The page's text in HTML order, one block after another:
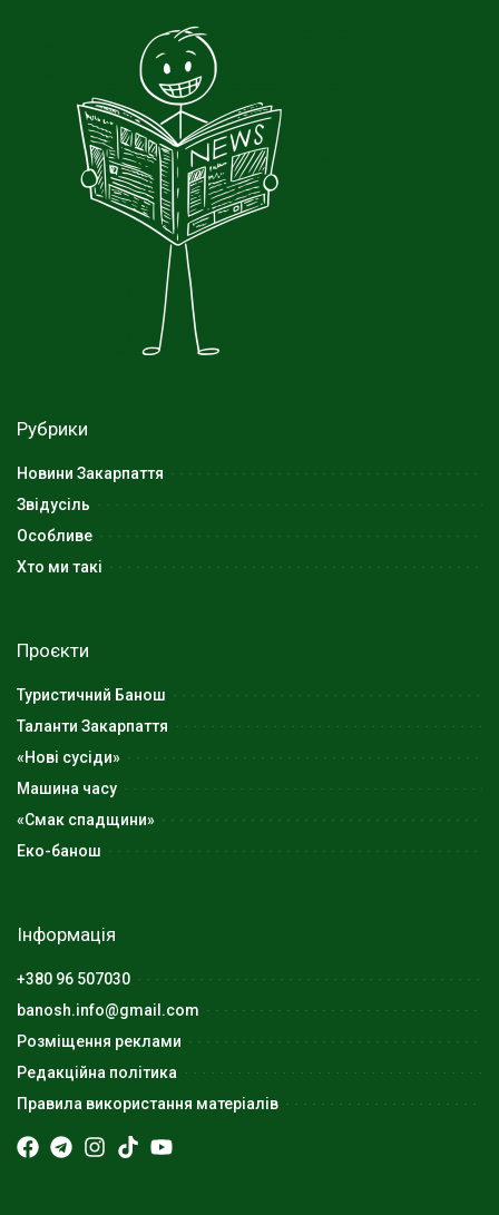
Рубрики
Новини Закарпаття
Звідусіль
Особливе
Хто ми такі
Проєкти
Туристичний Банош
Таланти Закарпаття
«Нові сусіди»
Машина часу
«Смак спадщини»
Еко-банош
Інформація
+380 96 507030
banosh.info@gmail.com
Розміщення реклами
Редакційна політика
Правила використання матеріалів